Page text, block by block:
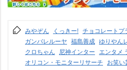
みやぞん くっきー! チョコレートプ
ガンバレルーヤ 福島善成 ゆりやん
クロちゃん
尼神インター エンタメ
オリコン・モニターリサーチ お笑い